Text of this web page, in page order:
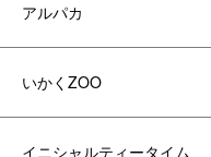
アルパカ
いかくZOO
イニシャルティータイム